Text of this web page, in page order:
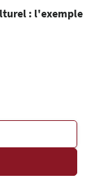
: l'exemple